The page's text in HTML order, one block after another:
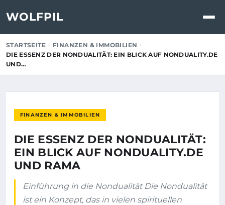
WOLFPIL
STARTSEITE
FINANZEN & IMMOBILIEN
DIE ESSENZ DER NONDUALITÄT: EIN BLICK AUF NONDUALITY.DE
UND…
FINANZEN & IMMOBILIEN
DIE ESSENZ DER NONDUALITÄT:
EIN BLICK AUF NONDUALITY.DE
UND RAMA
Einführung in die Nondualität Die Nondualität
ist ein Konzept, das in vielen spirituellen